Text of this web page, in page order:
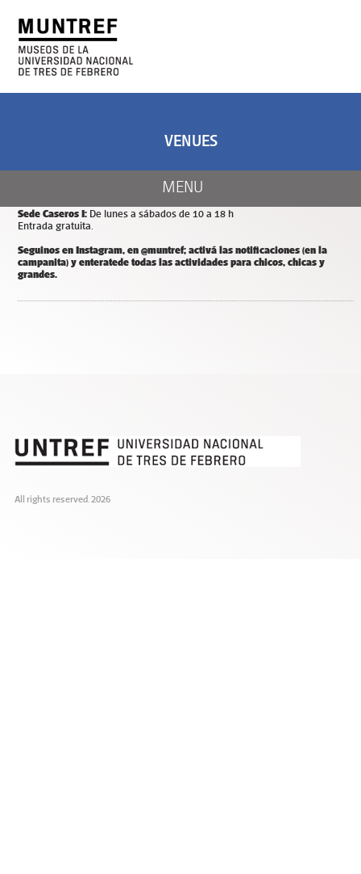
Días y horarios de apertura de MUNTREF
De miércoles a domingos de 11 a 18 h.
Sede Caseros I: De lunes a sábados de 10 a 18 h
Entrada gratuita.
Seguinos en Instagram, en @muntref; activá las notificaciones (en la
campanita) y enteratede todas las actividades para chicos, chicas y
grandes.
All rights reserved. 2026
MENU
VENUES
CENTER OF ART
AND NATURE
ART AND SCIENCE